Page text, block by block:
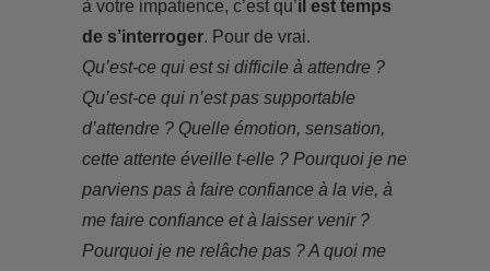
à votre impatience, c’est qu’il est temps
de s’interroger. Pour de vrai.
Qu’est-ce qui est si difficile à attendre ?
Qu’est-ce qui n’est pas supportable
d’attendre ? Quelle émotion, sensation,
cette attente éveille t-elle ? Pourquoi je ne
parviens pas à faire confiance à la vie, à
me faire confiance et à laisser venir ?
Pourquoi je ne relâche pas ? A quoi me